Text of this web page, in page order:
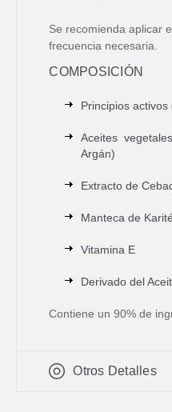
Se recomienda aplicar
frecuencia necesaria.
COMPOSICIÓN
Principios
Aceites
Argán)
Extracto de
Manteca de Karité
Vitamina E
Derivado del
Contiene un 90% de
Otros Detalles